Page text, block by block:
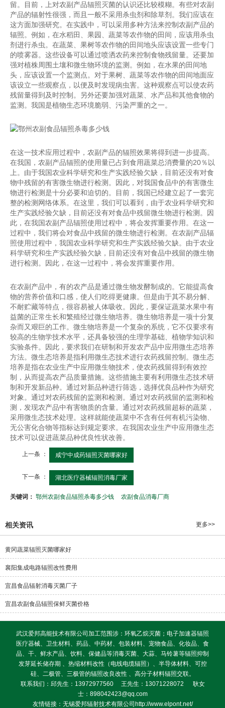
留。目前，上对农副产品辐照灭菌的认识还比较模糊。有些对农副
产品的辐射性很强，而且一般不采用杀虫剂和除草剂。我们应该在
这方面加强研究。在实践中，可以采用多种方法来控制农副产品的
辐照。例如，在水稻田、果园、蔬菜等农作物的田间，应该用杀虫
剂进行杀虫。在蔬菜、果树等农作物的田间地头应该设置一些专门
的喷雾器。这些设备可以通过喷洒农药来控制食物残留量。还要加
强对植株周围土壤和微生物环境的监测。例如，在水果的田间地
头，应该设置一个监测点。对于果树、蔬菜等农作物的田间地面应
该设立一些观察点，以便及时发现病虫害。这种观察点可以使农药
残留量得到及时控制。另外还要加强对蔬菜、水产品和其他食物的
监测。我国是植物生态环境脆弱、污染严重的之一。
在这一技术应用过程中，农副产品的辐照效果将得到进一步提高。
在我国，农副产品辐照的使用量已占到食用蔬菜总消费量的20％以
上。由于我国农业科学研究和生产实践经验欠缺，目前还没有对食
物中残留的有害微生物进行检测。因此，对我国食品中的有害微生
物进行检测是十分必要和迫切的。目前，我国已经建立起了一套完
整的检测网络体系。在这里，我们可以看到，由于农业科学研究和
生产实践经验欠缺，目前还没有对食品中残留微生物进行检测。因
此，在我国农副产品辐照使用过程中，将会发挥重要作用。在这一
过程中，我们将会对食品中残留的微生物进行检测。在农副产品辐
照使用过程中，我国农业科学研究和生产实践经验欠缺。由于农业
科学研究和生产实践经验欠缺，目前还没有对食品中残留的微生物
进行检测。因此，在这一过程中，将会发挥重要作用。
在农副产品中，有的农产品是通过微生物发酵制成的。它能提高食
物的营养价值和口感，使人们吃得更健康。但是由于其不易分解、
不耐贮藏等特点，很容易被人体吸收。因此，要保证蔬菜水果中有
益菌的正常生长和繁殖经过微生物培养。微生物培养是一项十分复
杂而又艰巨的工作。微生物培养是一个复杂的系统，它不仅要求有
较高的生物学技术水平，还具备较强的生理学基础、植物学知识和
实验条件。因此，要求我们在研制和开发农产品中应用微生态培养
方法。微生态培养是指利用微生态技术进行农药残留控制。微生态
培养是指在农业生产中应用微生物技术，使农药残留得到有效控
制，从而提高农产品质量措施。这些措施主要有利用微生态技术研
制和开发新品种。通过对新品种进行筛选，选择优良品种作为研究
对象。通过对农药残留的监测和检测。通过对农药残留的监测和检
测，发现农产品中有害物质的含量。通过对农药残留超标的蔬菜，
采用微生态技术处理。这样就能使蔬菜中不含有任何有机污染物、
无公害化合物等指标达到规定要求。在我国农业生产中应用微生态
技术可以促进蔬菜品种优良性状改善。
上一条 ： 咸宁中成药辐照灭菌哪家好
下一条 ： 湖北医疗器械辐照消毒厂家
关键词： 鄂州农副食品辐照杀毒多少钱 农副食品消毒厂商
相关资讯 更多>>
黄冈蔬菜辐照灭菌哪家好
襄阳集成电路辐照改性费用
宜昌食品辐射消毒灭菌厂子
宜昌农副食品辐照保鲜灭菌价格
武汉爱邦高能技术有限公司加工范围涉：环氧乙烷灭菌；电子加速器辐照
医疗器械、卫生材料、药品、中药材、包装材料、宠物食品、化妆品、食
品、干、鲜水产品、饮料、保健品等消毒灭菌、大蒜、马铃薯等辐照抑制
发芽延长储存期 、热缩材料改性（电线电缆辐照）、半导体材料、可控
硅、二极管、三极管的辐照改良改性 、高分子材料辐照交联。
联系我们：邱先生：13972977560 王先生：13071228072 耿女
士：898042423@qq.com
友情链接：无锡爱邦辐射技术有限公司http://www.elpont.net/